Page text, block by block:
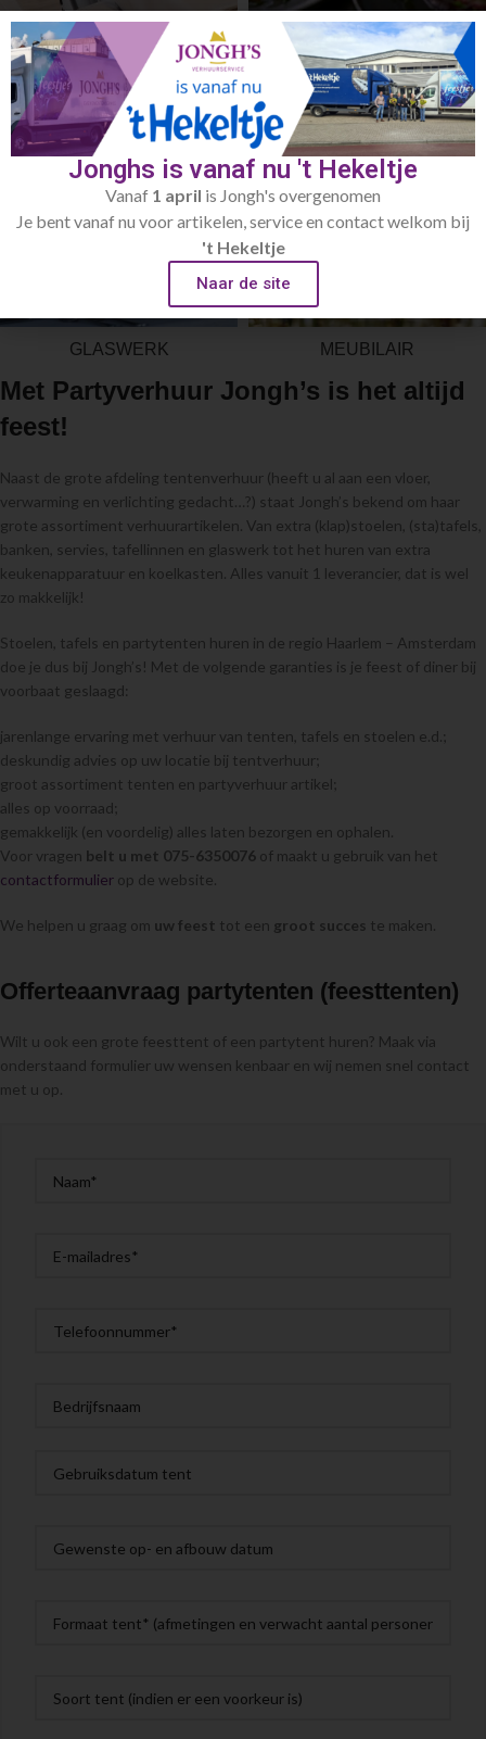
LINNENGOED SERVIES
GLASWERK MEUBILAIR
Met Partyverhuur Jongh’s is het altijd
feest!
Naast de grote afdeling tentenverhuur (heeft u al aan een vloer,
verwarming en verlichting gedacht…?) staat Jongh’s bekend om haar
grote assortiment verhuurartikelen. Van extra (klap)stoelen, (sta)tafels,
banken, servies, tafellinnen en glaswerk tot het huren van extra
keukenapparatuur en koelkasten. Alles vanuit 1 leverancier, dat is wel
zo makkelijk!
Stoelen, tafels en partytenten huren in de regio Haarlem – Amsterdam
doe je dus bij Jongh’s! Met de volgende garanties is je feest of diner bij
voorbaat geslaagd:
jarenlange ervaring met verhuur van tenten, tafels en stoelen e.d.;
deskundig advies op uw locatie bij tentverhuur;
groot assortiment tenten en partyverhuur artikel;
alles op voorraad;
gemakkelijk (en voordelig) alles laten bezorgen en ophalen.
Voor vragen belt u met 075-6350076 of maakt u gebruik van het
contactformulier op de website.
We helpen u graag om uw feest tot een groot succes te maken.
Offerteaanvraag partytenten (feesttenten)
Wilt u ook een grote feesttent of een partytent huren? Maak via
onderstaand formulier uw wensen kenbaar en wij nemen snel contact
met u op.
Jonghs is vanaf nu 't Hekeltje
Vanaf 1 april is Jongh's overgenomen
Je bent vanaf nu voor artikelen, service en contact welkom bij
't Hekeltje
Naar de site